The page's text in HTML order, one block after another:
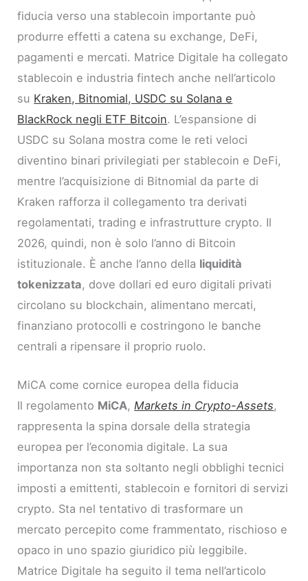
fiducia verso una stablecoin importante può
produrre effetti a catena su exchange, DeFi,
pagamenti e mercati. Matrice Digitale ha collegato
stablecoin e industria fintech anche nell’articolo
su Kraken, Bitnomial, USDC su Solana e
BlackRock negli ETF Bitcoin. L’espansione di
USDC su Solana mostra come le reti veloci
diventino binari privilegiati per stablecoin e DeFi,
mentre l’acquisizione di Bitnomial da parte di
Kraken rafforza il collegamento tra derivati
regolamentati, trading e infrastrutture crypto. Il
2026, quindi, non è solo l’anno di Bitcoin
istituzionale. È anche l’anno della liquidità
tokenizzata, dove dollari ed euro digitali privati
circolano su blockchain, alimentano mercati,
finanziano protocolli e costringono le banche
centrali a ripensare il proprio ruolo.
MiCA come cornice europea della fiducia
Il regolamento MiCA,Markets in Crypto-Assets,
rappresenta la spina dorsale della strategia
europea per l’economia digitale. La sua
importanza non sta soltanto negli obblighi tecnici
imposti a emittenti, stablecoin e fornitori di servizi
crypto. Sta nel tentativo di trasformare un
mercato percepito come frammentato, rischioso e
opaco in uno spazio giuridico più leggibile.
Matrice Digitale ha seguito il tema nell’articolo